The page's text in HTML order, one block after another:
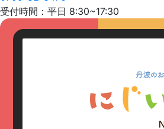
受付時間：平日 8:30~17:30